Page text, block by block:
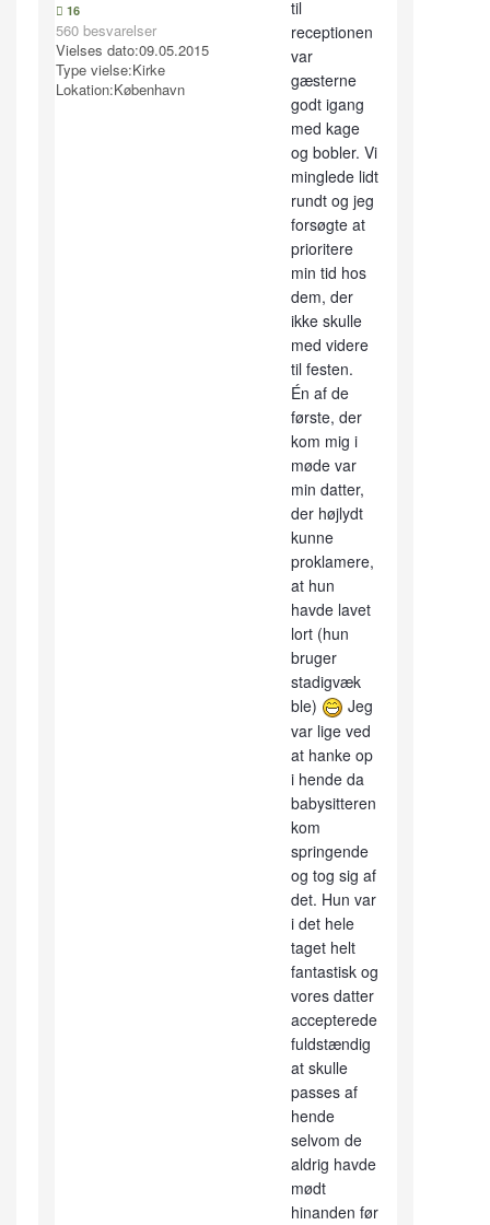
16
560 besvarelser
Vielses dato:09.05.2015
Type vielse:Kirke
Lokation:København
til
receptionen
var
gæsterne
godt igang
med kage
og bobler. Vi
minglede lidt
rundt og jeg
forsøgte at
prioritere
min tid hos
dem, der
ikke skulle
med videre
til festen.
Én af de
første, der
kom mig i
møde var
min datter,
der højlydt
kunne
proklamere,
at hun
havde lavet
lort (hun
bruger
stadigvæk
ble)
Jeg
var lige ved
at hanke op
i hende da
babysitteren
kom
springende
og tog sig af
det. Hun var
i det hele
taget helt
fantastisk og
vores datter
accepterede
fuldstændig
at skulle
passes af
hende
selvom de
aldrig havde
mødt
hinanden før